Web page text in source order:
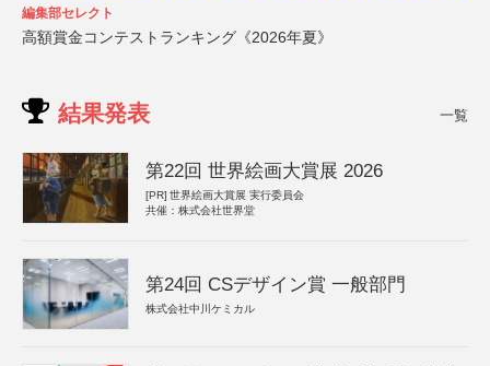
編集部セレクト
高額賞金コンテストランキング《2026年夏》
結果発表 一覧
第22回 世界絵画大賞展 2026
[PR] 世界絵画大賞展 実行委員会
共催：株式会社世界堂
第24回 CSデザイン賞 一般部門
株式会社中川ケミカル